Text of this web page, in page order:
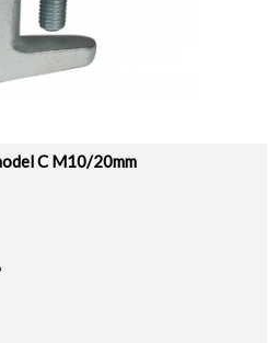
C M10/20mm